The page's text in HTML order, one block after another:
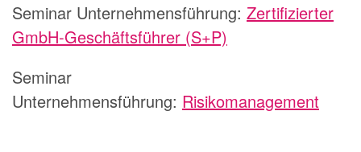
Seminar Unternehmensführung: Zertifizierter
GmbH-Geschäftsführer (S+P)
Seminar
Unternehmensführung: Risikomanagement